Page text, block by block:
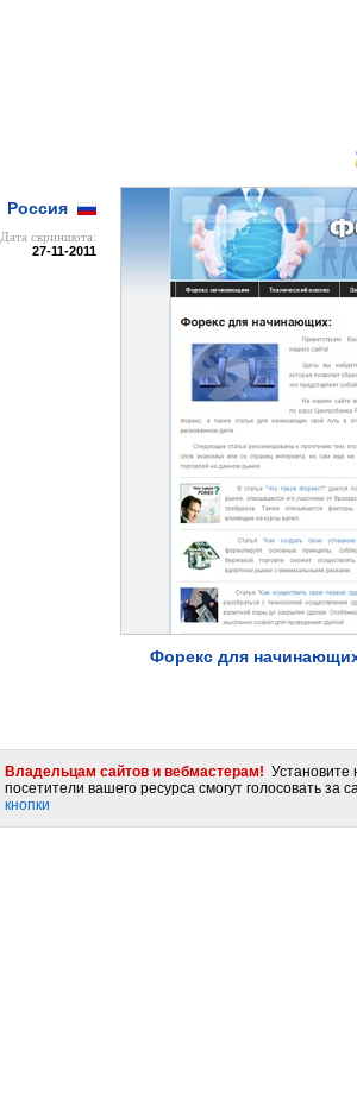
Россия
Дата cкриншота:
27-11-2011
Форекс для
Владельцам сайтов и вебмастерам! Установите
посетители вашего ресурса смогут голосовать за
кнопки